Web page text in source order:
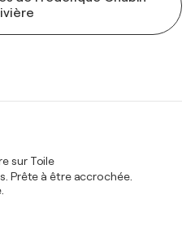
sur Toile
Prête à être accrochée.